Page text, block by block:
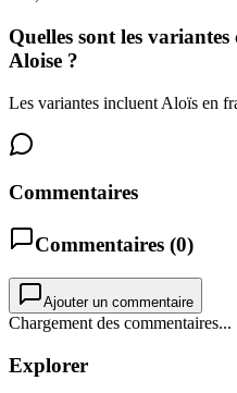
Quelles sont les
Aloise ?
Les variantes incluent Aloïs en
Commentaires
Commentaires (0)
Ajouter un commentaire
Chargement des commentaires...
Explorer